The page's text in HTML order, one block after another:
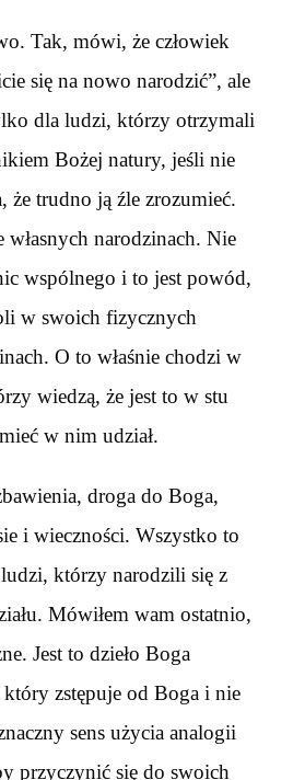
Tak, mówi, że człowiek
się na nowo narodzić”, ale
dla ludzi, którzy otrzymali
Bożej natury, jeśli nie
że trudno ją źle zrozumieć.
narodzinach. Nie
wspólnego i to jest powód,
w swoich fizycznych
O to właśnie chodzi w
wiedzą, że jest to w stu
w nim udział.
droga do Boga,
i wieczności. Wszystko to
którzy narodzili się z
Mówiłem wam ostatnio,
Jest to dzieło Boga
zstępuje od Boga i nie
sens użycia analogii
przyczynić się do swoich